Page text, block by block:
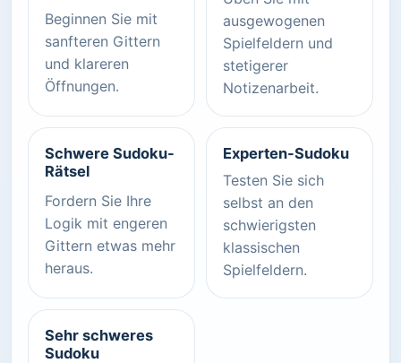
Beginnen Sie mit
sanfteren Gittern
und klareren
Öffnungen.
ausgewogenen
Spielfeldern und
stetigerer
Notizenarbeit.
Schwere Sudoku-
Rätsel
Fordern Sie Ihre
Logik mit engeren
Gittern etwas mehr
heraus.
Experten-Sudoku
Testen Sie sich
selbst an den
schwierigsten
klassischen
Spielfeldern.
Sehr schweres
Sudoku